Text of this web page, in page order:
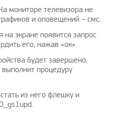
мониторе телевизора не
и оповещений – смс.
на экране появится запрос
его, нажав «ок».
будет завершено,
процедуру
из него флешку и